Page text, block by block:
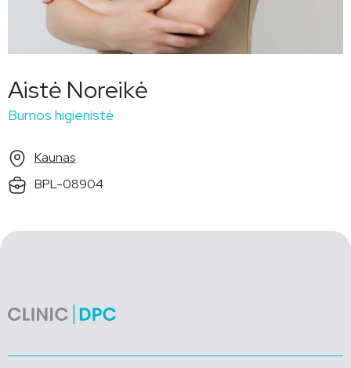
Aistė Noreikė
Burnos higienistė
Kaunas
BPL-08904